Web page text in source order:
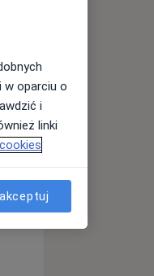
Pon,
10 Sie
w oparciu o
i
linki